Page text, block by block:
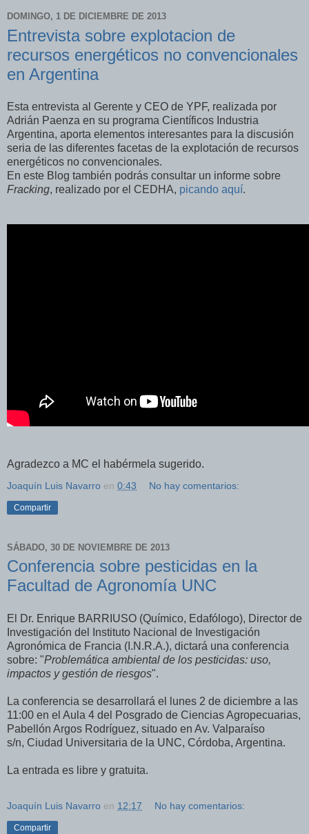
DOMINGO, 1 DE DICIEMBRE DE 2013
Entrevista sobre explotacion de
recursos energéticos no convencionales
en Argentina
Esta entrevista al Gerente y CEO de YPF, realizada por
Adrián Paenza en su programa Científicos Industria
Argentina, aporta elementos interesantes para la discusión
seria de las diferentes facetas de la explotación de recursos
energéticos no convencionales.
En este Blog también podrás consultar un informe sobre
Fracking, realizado por el CEDHA, picando aquí.
Agradezco a MC el habérmela sugerido.
Joaquín Luis Navarro en 0:43 No hay comentarios:
Compartir
SÁBADO, 30 DE NOVIEMBRE DE 2013
Conferencia sobre pesticidas en la
Facultad de Agronomía UNC
El Dr. Enrique BARRIUSO (Químico, Edafólogo), Director de
Investigación del Instituto Nacional de Investigación
Agronómica de Francia (I.N.R.A.), dictará una conferencia
sobre: "Problemática ambiental de los pesticidas: uso,
impactos y gestión de riesgos".
La conferencia se desarrollará el lunes 2 de diciembre a las
11:00 en el Aula 4 del Posgrado de Ciencias Agropecuarias,
Pabellón Argos Rodríguez, situado en Av. Valparaíso
s/n, Ciudad Universitaria de la UNC, Córdoba, Argentina.
La entrada es libre y gratuita.
Joaquín Luis Navarro en 12:17 No hay comentarios:
Compartir